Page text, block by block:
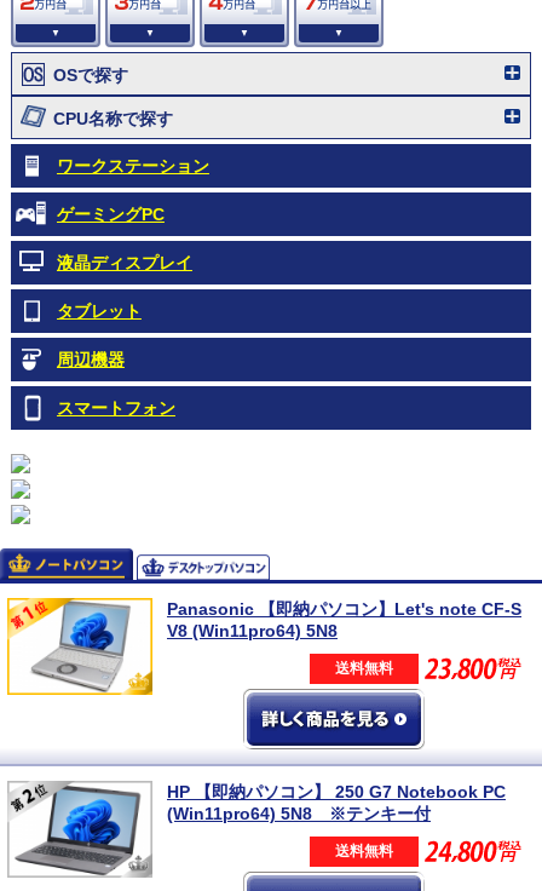
▼ ▼ ▼ ▼
OSで探す
CPU名称で探す
ワークステーション
ゲーミングPC
液晶ディスプレイ
タブレット
周辺機器
スマートフォン
Panasonic 【即納パソコン】Let's note CF-S
V8 (Win11pro64) 5N8
送料無料
HP 【即納パソコン】 250 G7 Notebook PC
(Win11pro64) 5N8 ※テンキー付
送料無料